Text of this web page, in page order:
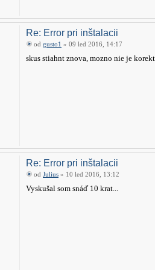
Re: Error pri inštalacii
od gusto1 » 09 led 2016, 14:17
skus stiahnt znova, mozno nie je
Re: Error pri inštalacii
od Julius » 10 led 2016, 13:12
Vyskušal som snáď 10 krat...